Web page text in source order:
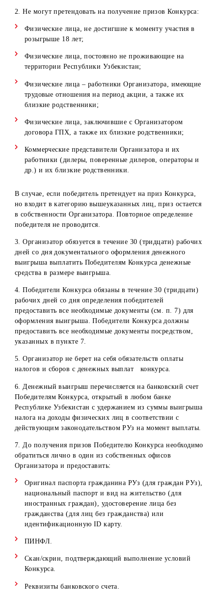
соответствующих данному требованию, не допускается.
8. Администраторы аккаунтов Организатора в
при выявлении случаев мошенничества (указание
аккаунтов знаменитостей, юридических лиц, попытки
многократного участия в Конкурсе посредством схожих
(одинаковых) аккаунтов, использование фейковых
аккаунтов и т.д.).
9. Победитель конкурса не может изменять свое имя
пользователя в профиле (никнэйм) до момента
приза. В случае изменения имени пользователя до этого
времени, участник лишается права на получение приза.
Simpliers
Lizaonair, Simpliers – онлайн-сервисы по
выявлению случайных (рандомных) победителей в
отношения к Lizaonair, Simpliers сервера и технические
возможности которых находятся на территории третьих
стран.
Порядок, сроки, места и условия получения призов
1. На получение призов конкурса может претендовать
только физическое лицо – Победитель Конкурса.
2. Не могут претендовать на получение призов
Физические лица, не достигшие к моменту участия в
розыгрыше 18 лет;
Физические лица, постоянно не проживающие на
территории Республики Узбекистан;
Физические лица – работники Организатора,
трудовые отношения на период акции, а также их
близкие родственники;
Физические лица, заключившие с Организатором
договора ГПХ, а также их близкие родственники;
Коммерческие представители Организатора и их
работники (дилеры, поверенные дилеров, операторы
др.) и их близкие родственники.
В случае, если победитель претендует на приз Конкурса,
в собственности Организатора. Повторное определение
победителя не проводится.